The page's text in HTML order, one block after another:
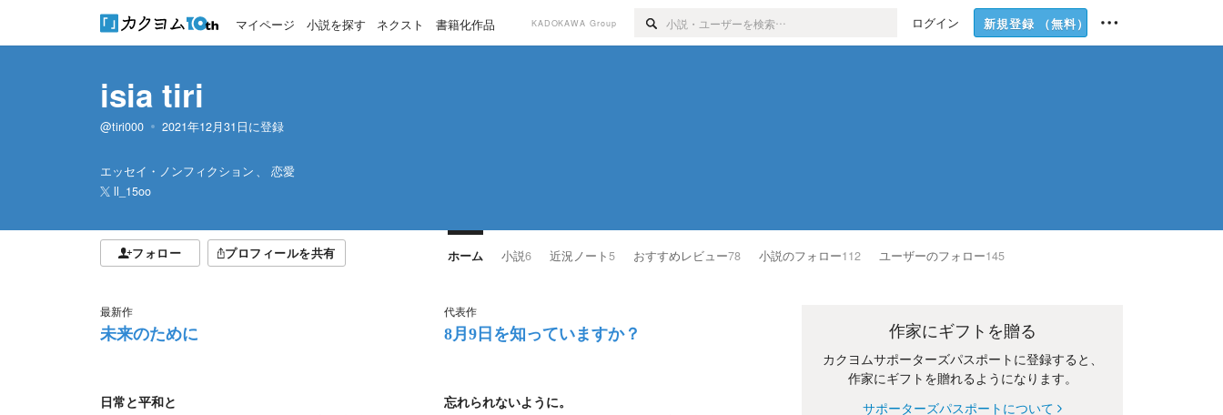
マイページ 小説を探す ネクスト 書籍化作品 KADOKAWA Group ログイン 新規登録 （無料）
isia tiri
@tiri000 2021年12月31日に登録
エッセイ・ノンフィクション
恋愛
ll_15oo
フォロー プロフィールを共有 ホーム 小説6 近況ノート 5 おすすめレビュー78 小説のフォロー112 ユーザーのフォロー145
最新作
未来のために
日常と平和と
代表作
8月9日を知っていますか？
忘れられないように。
作家にギフトを贈る
カクヨムサポーターズパスポートに登録すると、
作家にギフトを贈れるようになります。
サポーターズパスポートについて